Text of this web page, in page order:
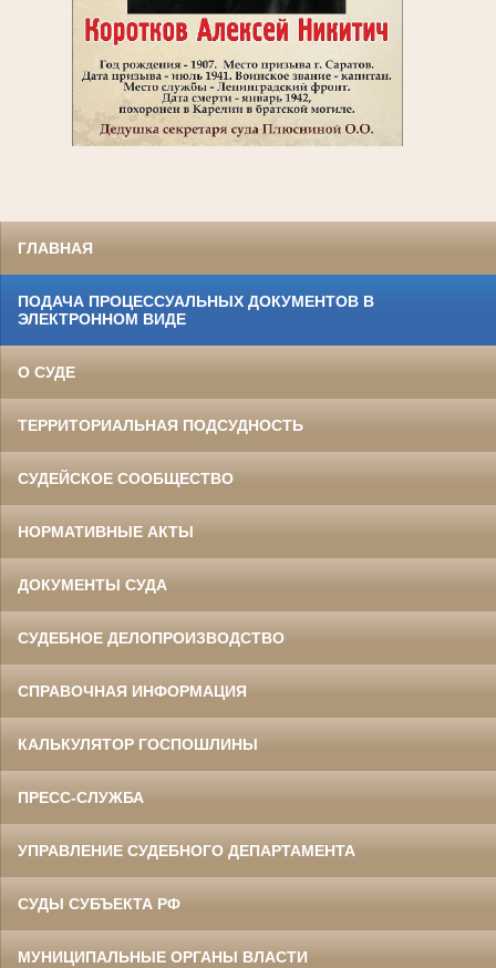
ГЛАВНАЯ
ПОДАЧА ПРОЦЕССУАЛЬНЫХ ДОКУМЕНТОВ В
ЭЛЕКТРОННОМ ВИДЕ
О СУДЕ
ТЕРРИТОРИАЛЬНАЯ ПОДСУДНОСТЬ
СУДЕЙСКОЕ СООБЩЕСТВО
НОРМАТИВНЫЕ АКТЫ
ДОКУМЕНТЫ СУДА
СУДЕБНОЕ ДЕЛОПРОИЗВОДСТВО
СПРАВОЧНАЯ ИНФОРМАЦИЯ
КАЛЬКУЛЯТОР ГОСПОШЛИНЫ
ПРЕСС-СЛУЖБА
УПРАВЛЕНИЕ СУДЕБНОГО ДЕПАРТАМЕНТА
СУДЫ СУБЪЕКТА РФ
МУНИЦИПАЛЬНЫЕ ОРГАНЫ ВЛАСТИ